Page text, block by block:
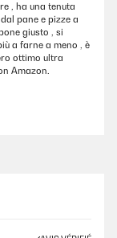
, ha una tenuta
pane e pizze a
giusto , si
a farne a meno , è
ottimo ultra
Amazon.